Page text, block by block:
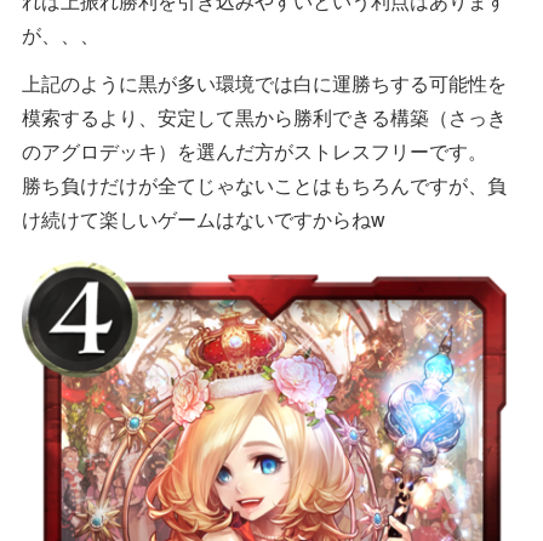
が、、、
上記のように黒が多い環境では白に運勝ちする可能性を
模索するより、安定して黒から勝利できる構築（さっき
のアグロデッキ）を選んだ方がストレスフリーです。
勝ち負けだけが全てじゃないことはもちろんですが、負
け続けて楽しいゲームはないですからねw